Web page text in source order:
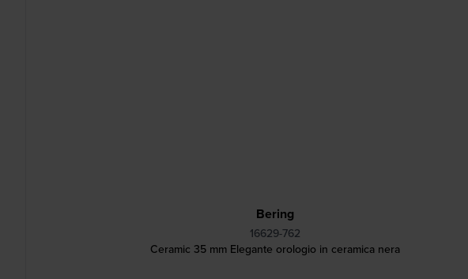
Bering
16629-762
Ceramic 35 mm Elegante orologio in ceramica nera